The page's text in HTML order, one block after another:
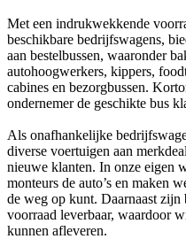
Met een indrukwekkende
beschikbare bedrijfswagens,
aan bestelbussen, waaronder
autohoogwerkers, kippers,
cabines en bezorgbussen.
ondernemer de geschikte bus
Als onafhankelijke
diverse voertuigen aan
nieuwe klanten. In onze eigen
monteurs de auto’s en maken
de weg op kunt. Daarnaast
voorraad leverbaar, waardoor
kunnen afleveren.